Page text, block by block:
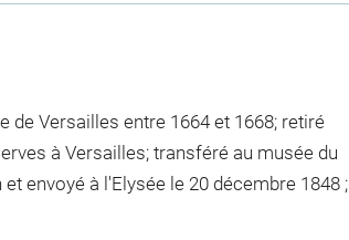
de Versailles entre 1664 et 1668; retiré
à Versailles; transféré au musée du
envoyé à l'Elysée le 20 décembre 1848 ;